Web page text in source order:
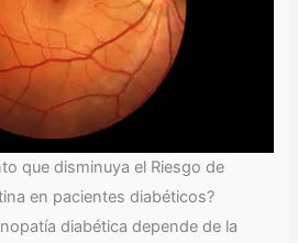
que disminuya el Riesgo de
en pacientes diabéticos?
diabética depende de la